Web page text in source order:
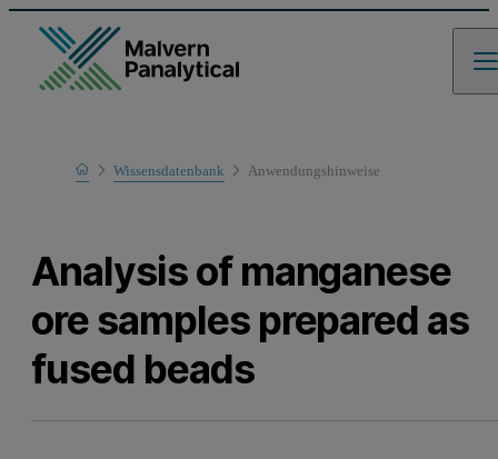
Home
Learn
Wissensdatenbank Anwendungshinweise
Analysis of manganese
ore samples prepared as
fused beads